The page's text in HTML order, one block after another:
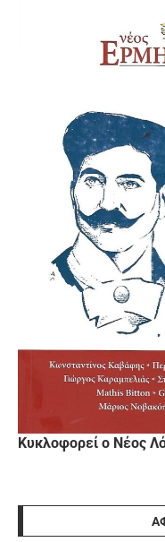
Κυκλοφορεί ο Νέος